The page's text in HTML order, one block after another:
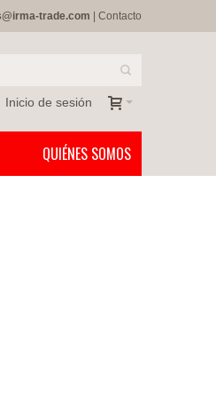
trade.com Contacto
Inicio de sesión
QUIÉNES SOMOS